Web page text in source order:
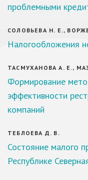
проблемными
СОЛОВЬЕВА Н. Е.,
Налогообложения
ТАСМУХАНОВА А. Е.,
Формирование
эффективности
компаний
ТЕБЛОЕВА Д. В.
Состояние малого
Республике